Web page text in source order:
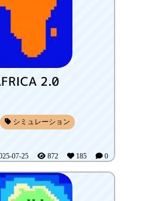
2.0
シミュレーション
07-25 872 185 0